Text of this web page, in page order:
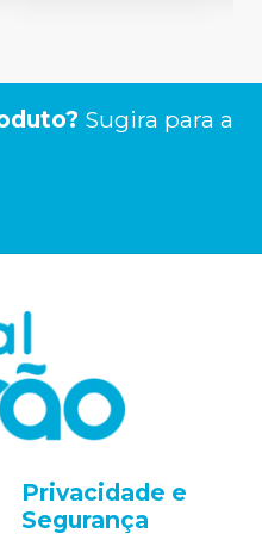
Sugira para a
Privacidade e
Segurança